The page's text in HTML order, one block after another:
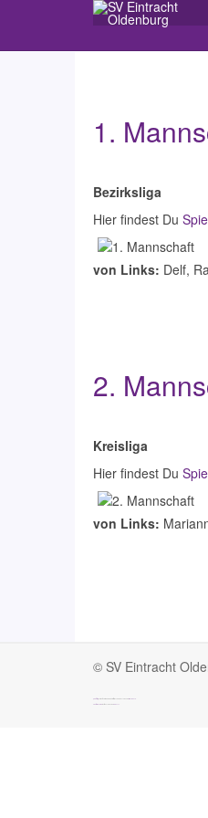
1.
Bezirksliga
Hier findest Du
von Links: Delf,
2.
Kreisliga
Hier findest Du
von Links:
© SV Eintracht